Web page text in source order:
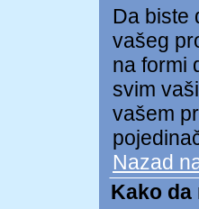
Da biste
vašeg
na formi
svim
vašem
Nazad
Kako da